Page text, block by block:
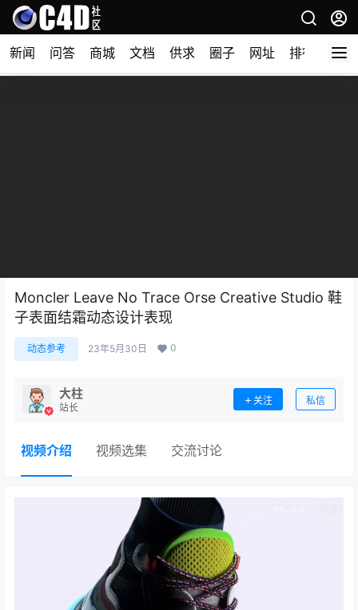
新闻 问答 商城 文档 供求 圈子 网址 排行榜
Moncler Leave No Trace Orse Creative Studio 鞋
子表面结霜动态设计表现
动态参考 23年5月30日 0
大柱
站长
关注 私信
视频介绍 视频选集 交流讨论